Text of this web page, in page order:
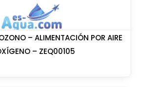
– ALIMENTACIÓN POR AIRE
– ZEQ00105